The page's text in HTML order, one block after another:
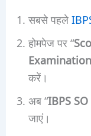
सबसे पहले
होमपेज पर “
करें।
अब “IBPS
जाएं।